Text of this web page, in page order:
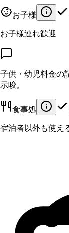
お子様
お子様連れ歓迎
子供・幼児料金の
示唆。
食事処
宿泊者以外も使え